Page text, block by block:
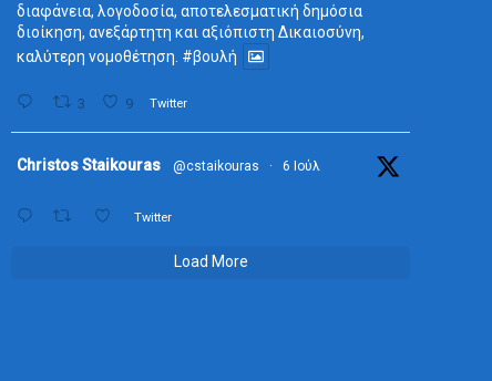
διαφάνεια, λογοδοσία, αποτελεσματική δημόσια
διοίκηση, ανεξάρτητη και αξιόπιστη Δικαιοσύνη,
καλύτερη νομοθέτηση. #βουλή
3 9 Twitter
Christos Staikouras @cstaikouras · 6 Ιούλ
Twitter
Load More